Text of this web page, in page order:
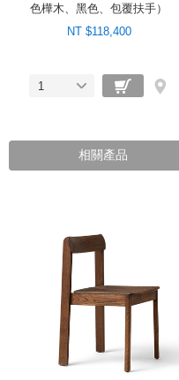
色樺木、黑色、包覆扶手）
NT $118,400
1
相關產品